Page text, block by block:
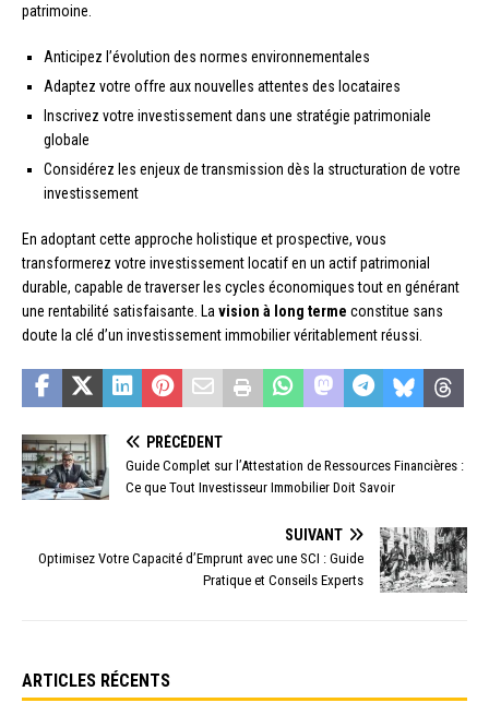
patrimoine.
Anticipez l’évolution des normes environnementales
Adaptez votre offre aux nouvelles attentes des locataires
Inscrivez votre investissement dans une stratégie patrimoniale
globale
Considérez les enjeux de transmission dès la structuration de votre
investissement
En adoptant cette approche holistique et prospective, vous
transformerez votre investissement locatif en un actif patrimonial
durable, capable de traverser les cycles économiques tout en générant
une rentabilité satisfaisante. La vision à long terme constitue sans
doute la clé d’un investissement immobilier véritablement réussi.
PRÉCÉDENT
Guide Complet sur l’Attestation de Ressources Financières :
Ce que Tout Investisseur Immobilier Doit Savoir
SUIVANT
Optimisez Votre Capacité d’Emprunt avec une SCI : Guide
Pratique et Conseils Experts
ARTICLES RÉCENTS